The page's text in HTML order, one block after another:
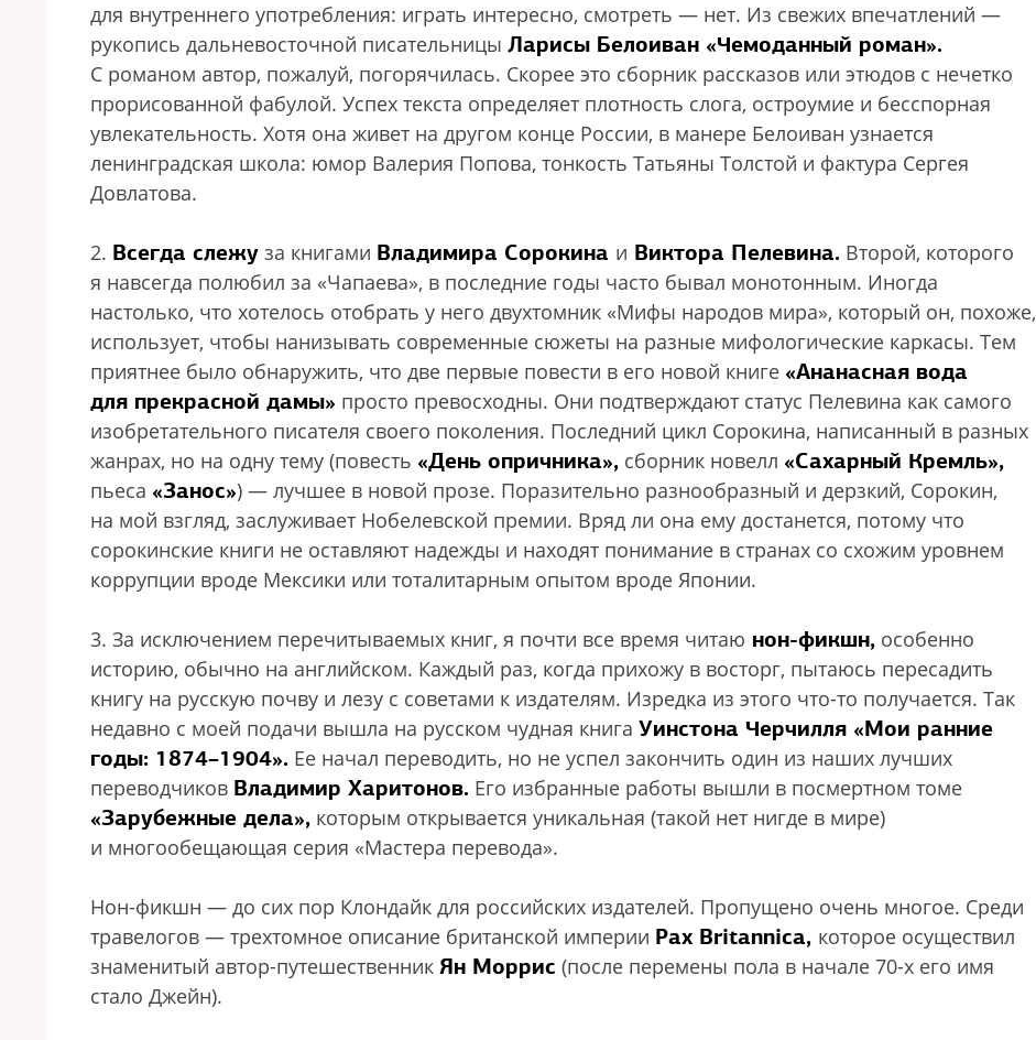
для внутреннего употребления: играть интересно, смотреть — нет. Из свежих впечатлений —
рукопись дальневосточной писательницы Ларисы Белоиван «Чемоданный роман».
С романом автор, пожалуй, погорячилась. Скорее это сборник рассказов или этюдов с нечетко
прорисованной фабулой. Успех текста определяет плотность слога, остроумие и бесспорная
увлекательность. Хотя она живет на другом конце России, в манере Белоиван узнается
ленинградская школа: юмор Валерия Попова, тонкость Татьяны Толстой и фактура Сергея
Довлатова.
2. Всегда слежу за книгами Владимира Сорокина и Виктора Пелевина. Второй, которого
я навсегда полюбил за «Чапаева», в последние годы часто бывал монотонным. Иногда
настолько, что хотелось отобрать у него двухтомник «Мифы народов мира», который он, похоже,
использует, чтобы нанизывать современные сюжеты на разные мифологические каркасы. Тем
приятнее было обнаружить, что две первые повести в его новой книге «Ананасная вода
для прекрасной дамы» просто превосходны. Они подтверждают статус Пелевина как самого
изобретательного писателя своего поколения. Последний цикл Сорокина, написанный в разных
жанрах, но на одну тему (повесть «День опричника», сборник новелл «Сахарный Кремль»,
пьеса «Занос») — лучшее в новой прозе. Поразительно разнообразный и дерзкий, Сорокин,
на мой взгляд, заслуживает Нобелевской премии. Вряд ли она ему достанется, потому что
сорокинские книги не оставляют надежды и находят понимание в странах со схожим уровнем
коррупции вроде Мексики или тоталитарным опытом вроде Японии.
3. За исключением перечитываемых книг, я почти все время читаю нон-фикшн, особенно
историю, обычно на английском. Каждый раз, когда прихожу в восторг, пытаюсь пересадить
книгу на русскую почву и лезу с советами к издателям. Изредка из этого что-то получается. Так
недавно с моей подачи вышла на русском чудная книга Уинстона Черчилля «Мои ранние
годы: 1874–1904». Ее начал переводить, но не успел закончить один из наших лучших
переводчиков Владимир Харитонов. Его избранные работы вышли в посмертном томе
«Зарубежные дела», которым открывается уникальная (такой нет нигде в мире)
и многообещающая серия «Мастера перевода».
Нон-фикшн — до сих пор Клондайк для российских издателей. Пропущено очень многое. Среди
травелогов — трехтомное описание британской империи Pax Britannica, которое осуществил
знаменитый автор-путешественник Ян Моррис (после перемены пола в начале 70-х его имя
стало Джейн).